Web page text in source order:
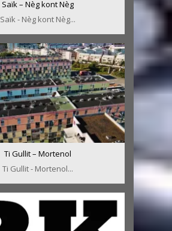
Saïk – Nèg kont Nèg
Saïk - Nèg kont Nèg...
Ti Gullit – Mortenol
Ti Gullit - Mortenol...